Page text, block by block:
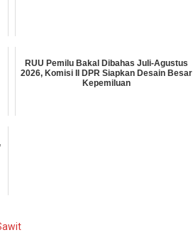
RUU Pemilu Bakal Dibahas Juli-Agustus
2026, Komisi II DPR Siapkan Desain Besar
Kepemiluan